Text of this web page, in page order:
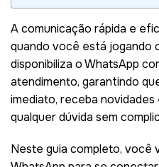
A comunicação rápida e
quando você está jogando
disponibiliza o WhatsApp
atendimento, garantindo
imediato, receba
qualquer dúvida sem
Neste guia completo, você